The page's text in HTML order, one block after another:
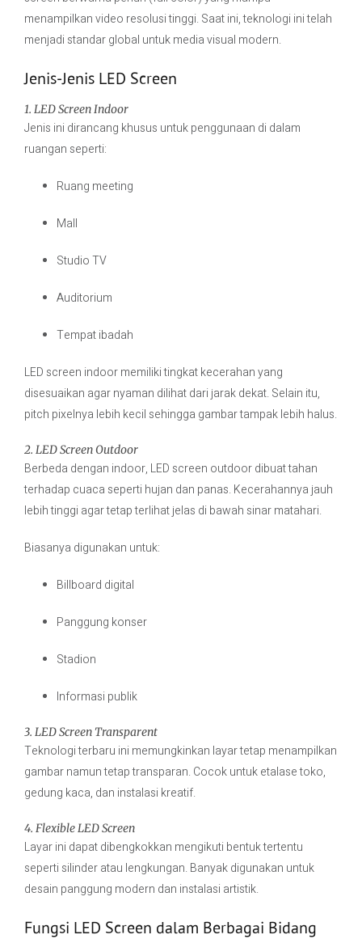
menampilkan video resolusi tinggi. Saat ini, teknologi ini telah
menjadi standar global untuk media visual modern.
Jenis-Jenis LED Screen
1. LED Screen Indoor
Jenis ini dirancang khusus untuk penggunaan di dalam
ruangan seperti:
Ruang meeting
Mall
Studio TV
Auditorium
Tempat ibadah
LED screen indoor memiliki tingkat kecerahan yang
disesuaikan agar nyaman dilihat dari jarak dekat. Selain itu,
pitch pixelnya lebih kecil sehingga gambar tampak lebih halus.
2. LED Screen Outdoor
Berbeda dengan indoor, LED screen outdoor dibuat tahan
terhadap cuaca seperti hujan dan panas. Kecerahannya jauh
lebih tinggi agar tetap terlihat jelas di bawah sinar matahari.
Biasanya digunakan untuk:
Billboard digital
Panggung konser
Stadion
Informasi publik
3. LED Screen Transparent
Teknologi terbaru ini memungkinkan layar tetap menampilkan
gambar namun tetap transparan. Cocok untuk etalase toko,
gedung kaca, dan instalasi kreatif.
4. Flexible LED Screen
Layar ini dapat dibengkokkan mengikuti bentuk tertentu
seperti silinder atau lengkungan. Banyak digunakan untuk
desain panggung modern dan instalasi artistik.
Fungsi LED Screen dalam Berbagai Bidang